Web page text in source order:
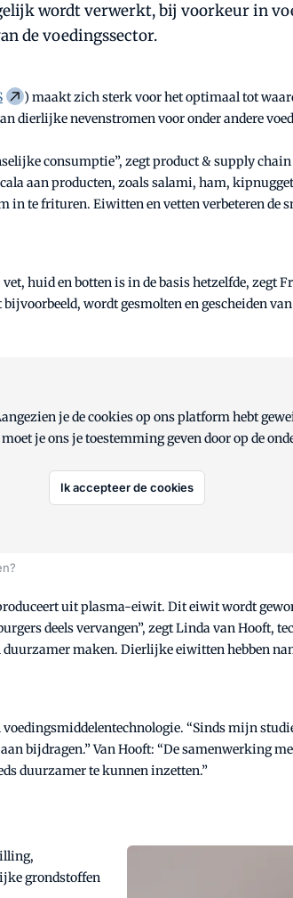
wordt verwerkt, bij voorkeur in
de voedingssector.
) maakt zich sterk voor het optimaal tot
dierlijke nevenstromen voor onder andere
consumptie”, zegt product & supply
aan producten, zoals salami, ham,
in te frituren. Eiwitten en vetten verbeteren
huid en botten is in de basis hetzelfde, zegt
wordt gesmolten en gescheiden
je de cookies op ons platform hebt
je ons je toestemming geven door op de
Ik accepteer de cookies
uit plasma-eiwit. Dit eiwit wordt
deels vervangen”, zegt Linda van Hooft,
maken. Dierlijke eiwitten hebben
“Sinds mijn
bijdragen.” Van Hooft: “De samenwerking
duurzamer te kunnen inzetten.”
grondstoffen